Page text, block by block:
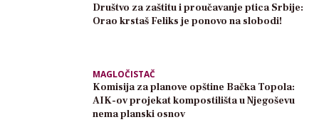
Društvo za zaštitu i proučavanje ptica Srbije:
Orao krstaš Feliks je ponovo na slobodi!
MAGLOČISTAČ
Komisija za planove opštine Bačka Topola:
AIK-ov projekat kompostilišta u Njegoševu
nema planski osnov